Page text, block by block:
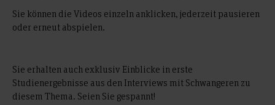
Sie können die Videos einzeln anklicken, jederzeit pausieren
oder erneut abspielen.
Sie erhalten auch exklusiv Einblicke in erste
Studienergebnisse aus den Interviews mit Schwangeren zu
diesem Thema. Seien Sie gespannt!